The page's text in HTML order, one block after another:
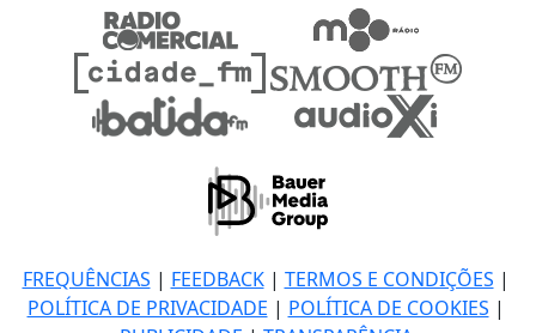
FREQUÊNCIAS | FEEDBACK| TERMOS E CONDIÇÕES |
POLÍTICA DE PRIVACIDADE | POLÍTICA DE COOKIES |